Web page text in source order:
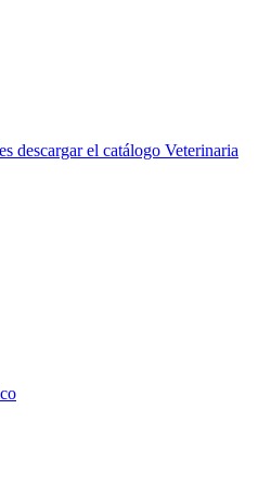
descargar el catálogo Veterinaria